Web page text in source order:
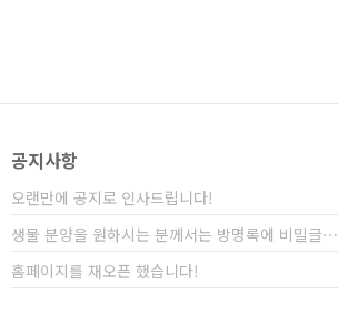
2016년도 중형 SUV 판매량 / 출처 : 다나와 2년전에
차도 현대차를 넘어설..
공지사항
오랜만에 공지로 인사드립니다!
생물 분양을 원하시는 분께서는 방명록에 비밀글⋯
홈페이지를 재오픈 했습니다!